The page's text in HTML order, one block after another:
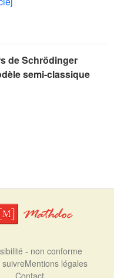
de Schrödinger
semi-classique
- non conforme
suivreMentions légales
Contact